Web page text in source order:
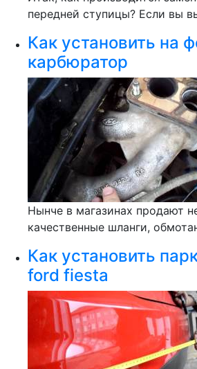
передней ступицы? Если вы
Как установить на
карбюратор
Нынче в магазинах продают
качественные шланги,
Как установить
ford fiesta